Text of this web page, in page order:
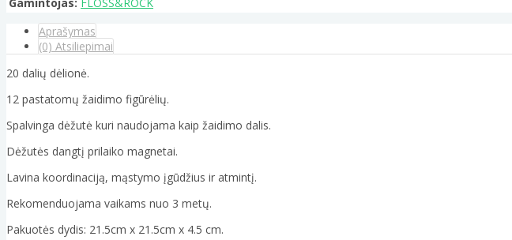
Aprašymas
(0) Atsiliepimai
20 dalių dėlionė.
12 pastatomų žaidimo figūrėlių.
Spalvinga dėžutė kuri naudojama kaip žaidimo dalis.
Dėžutės dangtį prilaiko magnetai.
Lavina koordinaciją, mąstymo įgūdžius ir atmintį.
Rekomenduojama vaikams nuo 3 metų.
Pakuotės dydis: 21.5cm x 21.5cm x 4.5 cm.